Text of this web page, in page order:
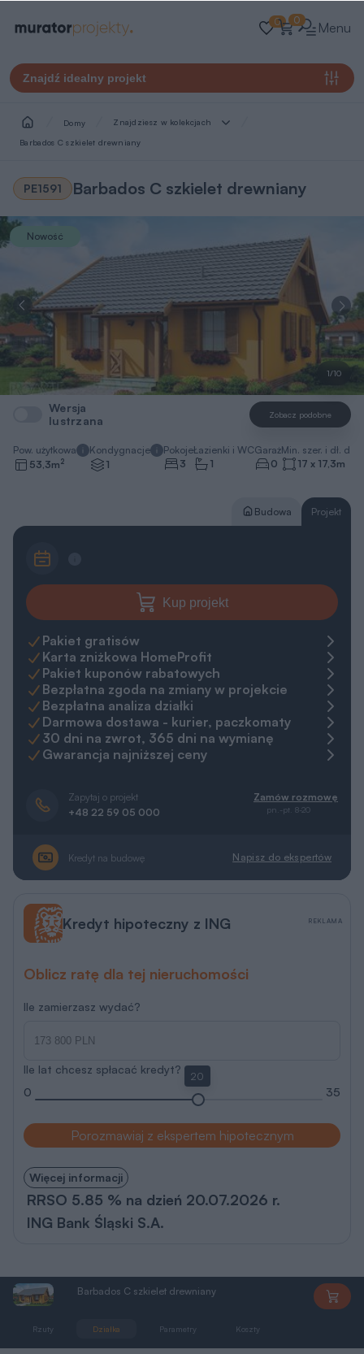
0 0 Menu
Znajdź idealny projekt
Domy Znajdziesz w kolekcjach
Barbados C szkielet drewniany
PE1591 Barbados C szkielet drewniany
1/10
Nowość
Wersja
lustrzana
Zobacz podobne
Pow. użytkowa
53,3m2
Kondygnacje
1
Pokoje
3
Łazienki i WC
1
Garaż
0
Min. szer. i dł.
17 x 17,3m
Budowa Projekt
Kup projekt
Pakiet gratisów
Karta zniżkowa HomeProfit
Pakiet kuponów rabatowych
Bezpłatna zgoda na zmiany w projekcie
Bezpłatna analiza działki
Darmowa dostawa - kurier, paczkomaty
30 dni na zwrot, 365 dni na wymianę
Gwarancja najniższej ceny
Zapytaj o projekt
+48 22 59 05 000
Zamów rozmowę
pn.-pt. 8-20
Kredyt na budowę Napisz do ekspertów
Kredyt hipoteczny z ING
Oblicz ratę dla tej nieruchomości
Ile zamierzasz wydać?
Ile lat chcesz spłacać kredyt?
0
20
35
Porozmawiaj z ekspertem hipotecznym
Więcej informacji
RRSO 5.85 % na dzień 20.07.2026 r.
ING Bank Śląski S.A.
REKLAMA
Barbados C szkielet drewniany
Rzuty Działka Parametry Koszty